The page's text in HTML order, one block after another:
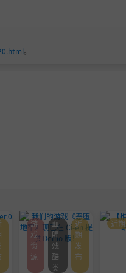
。
游
戏
资
源
血
腥
残
酷
类
近
期
发
布
近